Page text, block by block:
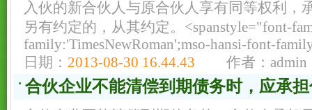
入伙的新合伙人与原合伙人享有同等权利，
另有约定的，从其约定。<spanstyle="font-
family:'TimesNewRoman';mso-hansi-font-
日期： 2013-08-30 16.44.43 作者：admin
合伙企业不能清偿到期债务时，应承